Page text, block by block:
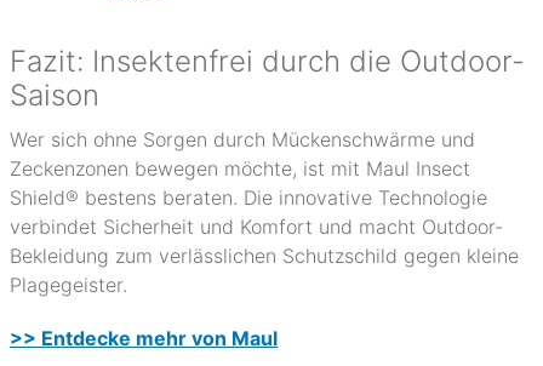
Fazit: Insektenfrei durch die Outdoor-
Saison
Wer sich ohne Sorgen durch Mückenschwärme und
Zeckenzonen bewegen möchte, ist mit Maul Insect
Shield® bestens beraten. Die innovative Technologie
verbindet Sicherheit und Komfort und macht Outdoor-
Bekleidung zum verlässlichen Schutzschild gegen kleine
Plagegeister.
>> Entdecke mehr von Maul